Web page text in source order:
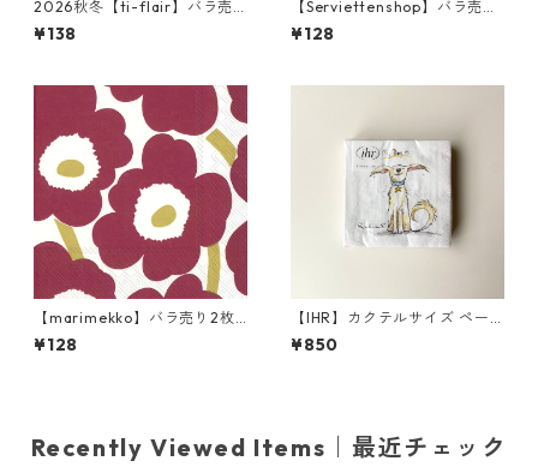
2026秋冬【ti-flair】バラ売
り2枚 ランチサイズ ペーパー
ナプキン Winter Lodge ブラ
¥138
【Serviettenshop】バラ売り
2枚 ランチサイズ ペーパーナ
プキン Gothic Pattern レッ
¥128
【marimekko】バラ売り2枚
ランチサイズ ペーパーナプキ
ン UNIKKO ダークレッドxゴ
¥128
【IHR】カクテルサイズ ペー
パーナプキン EMOTION DOG
S ホワイト Anita Jeram 20枚
¥850
Recently Viewed Items｜最近チェック